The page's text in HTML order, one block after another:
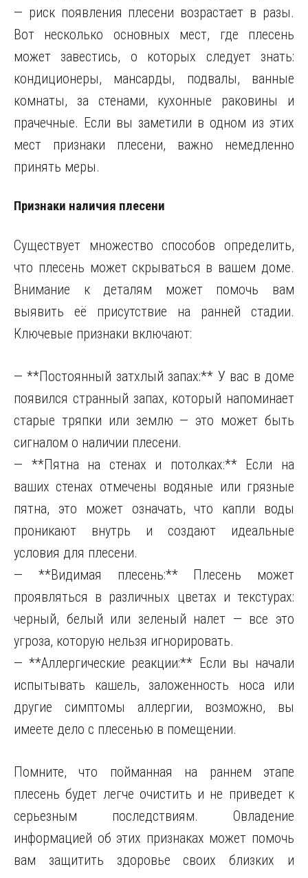
— риск появления плесени возрастает в разы.
Вот несколько основных мест, где плесень
может завестись, о которых следует знать:
кондиционеры, мансарды, подвалы, ванные
комнаты, за стенами, кухонные раковины и
прачечные. Если вы заметили в одном из этих
мест признаки плесени, важно немедленно
принять меры.
Признаки наличия плесени
Существует множество способов определить,
что плесень может скрываться в вашем доме.
Внимание к деталям может помочь вам
выявить её присутствие на ранней стадии.
Ключевые признаки включают:
— **Постоянный затхлый запах:** У вас в доме
появился странный запах, который напоминает
старые тряпки или землю — это может быть
сигналом о наличии плесени.
— **Пятна на стенах и потолках:** Если на
ваших стенах отмечены водяные или грязные
пятна, это может означать, что капли воды
проникают внутрь и создают идеальные
условия для плесени.
— **Видимая плесень:** Плесень может
проявляться в различных цветах и текстурах:
черный, белый или зеленый налет — все это
угроза, которую нельзя игнорировать.
— **Аллергические реакции:** Если вы начали
испытывать кашель, заложенность носа или
другие симптомы аллергии, возможно, вы
имеете дело с плесенью в помещении.
Помните, что пойманная на раннем этапе
плесень будет легче очистить и не приведет к
серьезным последствиям. Овладение
информацией об этих признаках может помочь
вам защитить здоровье своих близких и